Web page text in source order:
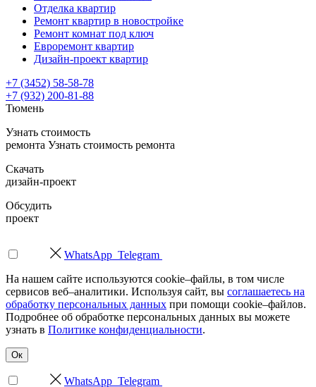
Отделка квартир
Ремонт квартир в новостройке
Ремонт комнат под ключ
Евроремонт квартир
Дизайн-проект квартир
+7 (3452) 58-58-78
+7 (932) 200-81-88
Тюмень
Узнать стоимость
ремонта Узнать стоимость ремонта
Скачать
дизайн-проект
Обсудить
проект
WhatsApp Telegram
На нашем сайте используются cookie–файлы, в том числе
сервисов веб–аналитики. Используя сайт, вы соглашаетесь на
обработку персональных данных при помощи cookie–файлов.
Подробнее об обработке персональных данных вы можете
узнать в Политике конфиденциальности.
Ок
WhatsApp Telegram